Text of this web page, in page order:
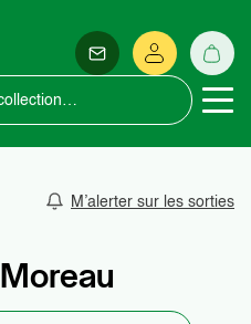
M’alerter sur les sorties